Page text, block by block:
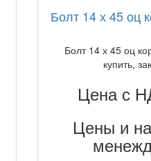
Болт 14 х 45 оц
Болт 14 х 45 оц
купить,
Цена с
Цены и